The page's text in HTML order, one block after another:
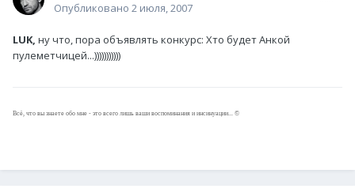
Опубликовано 2 июля, 2007
LUK, ну что, пора объявлять конкурс: Хто будет Анкой
пулеметчицей...)))))))))))
Всё, что вы знаете обо мне - это всего лишь ваши воспоминания и инсинуации... ©